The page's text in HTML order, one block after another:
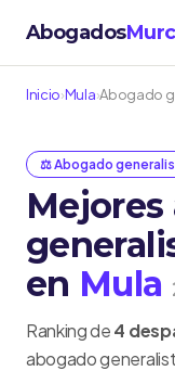
Abogados
Inicio›Mula›Abogado
⚖️ Abogado
en Mula
Ranking de4
abogado